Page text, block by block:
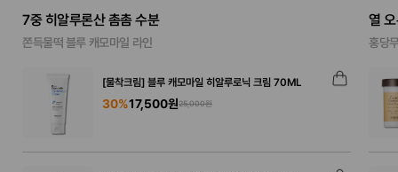
7중 히알루론산 촘촘 수분
쫀득물떡 블루 캐모마일 라인
[물착크림] 블루 캐모마일 히알루로닉 크림 70ML
30%17,500원25,000원
열
홍당